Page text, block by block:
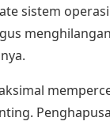
sistem